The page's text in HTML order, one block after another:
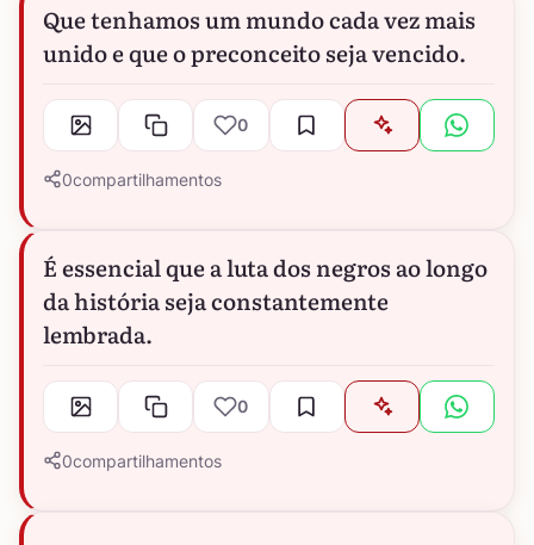
Que tenhamos um mundo cada vez mais
unido e que o preconceito seja vencido.
0
0compartilhamentos
É essencial que a luta dos negros ao longo
da história seja constantemente
lembrada.
0
0compartilhamentos